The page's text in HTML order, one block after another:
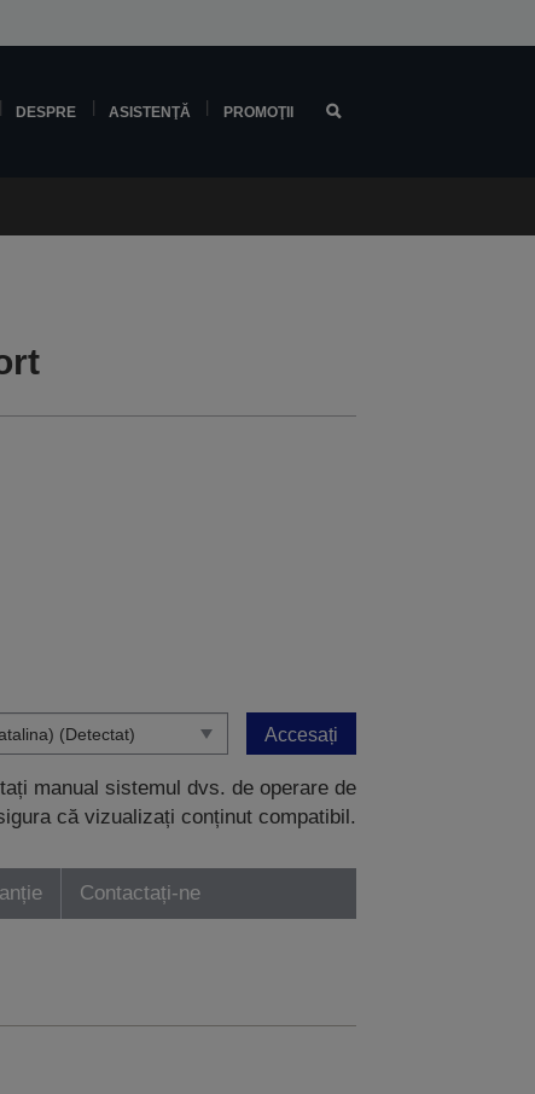
DESPRE ASISTENŢĂ PROMOŢII
Accesați
manual sistemul dvs. de operare de
că vizualizați conținut compatibil.
Contactați-ne